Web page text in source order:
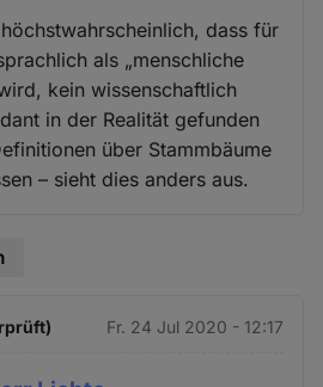
dass für
als „menschliche
kein wissenschaftlich
in der Realität gefunden
über Stammbäume
– sieht dies anders aus.
Fr. 24 Jul 2020 - 12:17